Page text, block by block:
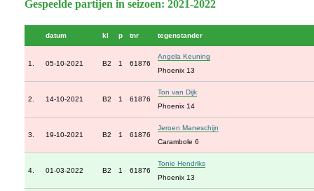
Gespeelde partijen in seizoen: 2021-2022
datum kl p tnr tegenstander
1. 05-10-2021 B2 1 61876
Angela Keuning
Phoenix 13
2. 14-10-2021 B2 1 61876
Ton van Dijk
Phoenix 14
3. 19-10-2021 B2 1 61876
Jeroen Maneschijn
Carambole 6
4. 01-03-2022 B2 1 61876
Tonie Hendriks
Phoenix 13